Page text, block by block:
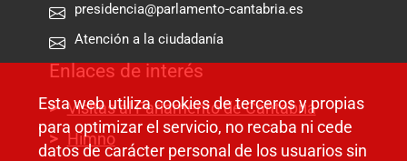
presidencia@parlamento-cantabria.es
Atención a la ciudadanía
Enlaces de interés
Visitas al Parlamento de Cantabria
Himno
Esta web utiliza cookies de terceros y propias
para optimizar el servicio, no recaba ni cede
datos de carácter personal de los usuarios sin